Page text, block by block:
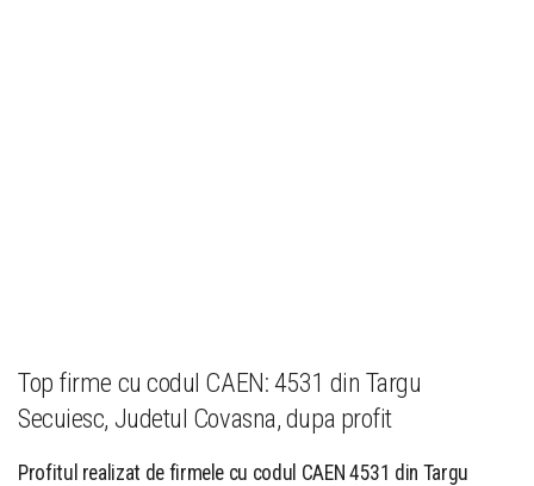
Top firme cu codul CAEN: 4531 din Targu
Secuiesc, Judetul Covasna, dupa profit
Profitul realizat de firmele cu codul CAEN 4531 din Targu